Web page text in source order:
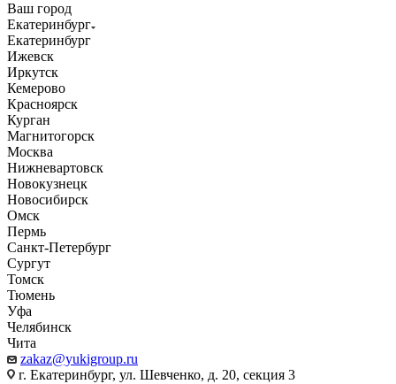
Ваш город
Екатеринбург
Екатеринбург
Ижевск
Иркутск
Кемерово
Красноярск
Курган
Магнитогорск
Москва
Нижневартовск
Новокузнецк
Новосибирск
Омск
Пермь
Санкт-Петербург
Сургут
Томск
Тюмень
Уфа
Челябинск
Чита
zakaz@yukigroup.ru
г. Екатеринбург, ул. Шевченко, д. 20, секция 3